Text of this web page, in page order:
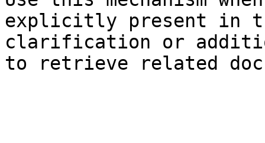
explicitly present in
clarification or